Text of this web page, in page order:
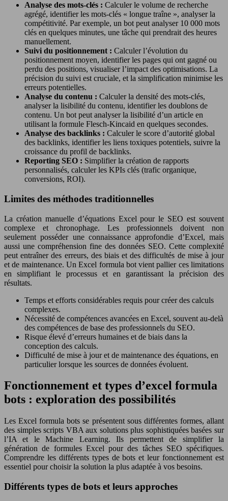
Analyse des mots-clés : Calculer le volume de recherche
agrégé, identifier les mots-clés « longue traîne », analyser la
compétitivité. Par exemple, un bot peut analyser 10 000 mots
clés en quelques minutes, une tâche qui prendrait des heures
manuellement.
Suivi du positionnement : Calculer l’évolution du
positionnement moyen, identifier les pages qui ont gagné ou
perdu des positions, visualiser l’impact des optimisations. La
précision du suivi est cruciale, et la simplification minimise les
erreurs potentielles.
Analyse du contenu : Calculer la densité des mots-clés,
analyser la lisibilité du contenu, identifier les doublons de
contenu. Un bot peut analyser la lisibilité d’un article en
utilisant la formule Flesch-Kincaid en quelques secondes.
Analyse des backlinks : Calculer le score d’autorité global
des backlinks, identifier les liens toxiques potentiels, suivre la
croissance du profil de backlinks.
Reporting SEO : Simplifier la création de rapports
personnalisés, calculer les KPIs clés (trafic organique,
conversions, ROI).
Limites des méthodes traditionnelles
La création manuelle d’équations Excel pour le SEO est souvent
complexe et chronophage. Les professionnels doivent non
seulement posséder une connaissance approfondie d’Excel, mais
aussi une compréhension fine des données SEO. Cette complexité
peut entraîner des erreurs, des biais et des difficultés de mise à jour
et de maintenance. Un Excel formula bot vient pallier ces limitations
en simplifiant le processus et en garantissant la précision des
résultats.
Temps et efforts considérables requis pour créer des calculs
complexes.
Nécessité de compétences avancées en Excel, souvent au-delà
des compétences de base des professionnels du SEO.
Risque élevé d’erreurs humaines et de biais dans la
conception des calculs.
Difficulté de mise à jour et de maintenance des équations, en
particulier lorsque les sources de données évoluent.
Fonctionnement et types d’excel formula
bots : exploration des possibilités
Les Excel formula bots se présentent sous différentes formes, allant
des simples scripts VBA aux solutions plus sophistiquées basées sur
l’IA et le Machine Learning. Ils permettent de simplifier la
génération de formules Excel pour des tâches SEO spécifiques.
Comprendre les différents types de bots et leur fonctionnement est
essentiel pour choisir la solution la plus adaptée à vos besoins.
Différents types de bots et leurs approches